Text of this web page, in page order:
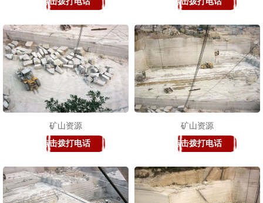
矿山资源
点击拨打电话
矿山资源
点击拨打电话